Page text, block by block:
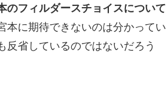
のフィルダースチョイスについて
本に期待できないのは分かってい
反省しているのではないだろう